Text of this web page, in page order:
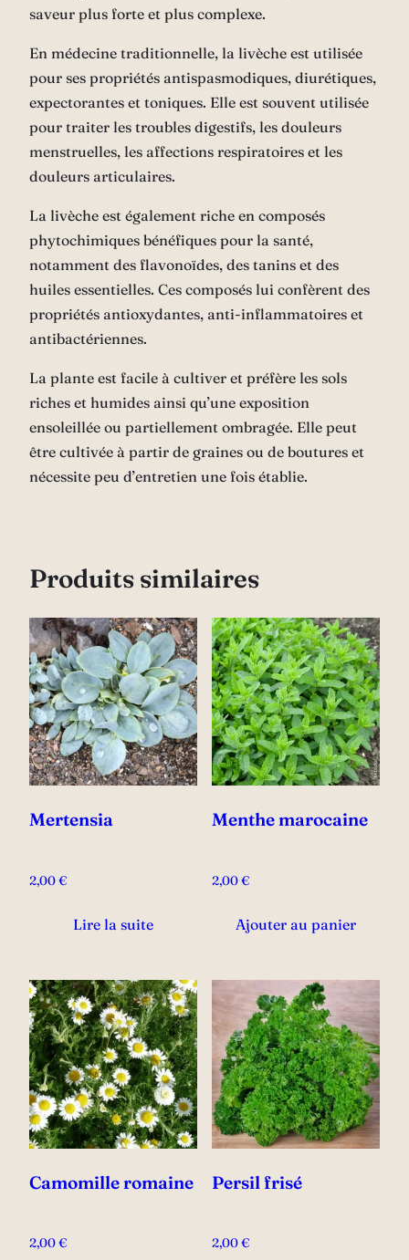
saveur plus forte et plus complexe.
En médecine traditionnelle, la livèche est utilisée
pour ses propriétés antispasmodiques, diurétiques,
expectorantes et toniques. Elle est souvent utilisée
pour traiter les troubles digestifs, les douleurs
menstruelles, les affections respiratoires et les
douleurs articulaires.
La livèche est également riche en composés
phytochimiques bénéfiques pour la santé,
notamment des flavonoïdes, des tanins et des
huiles essentielles. Ces composés lui confèrent des
propriétés antioxydantes, anti-inflammatoires et
antibactériennes.
La plante est facile à cultiver et préfère les sols
riches et humides ainsi qu’une exposition
ensoleillée ou partiellement ombragée. Elle peut
être cultivée à partir de graines ou de boutures et
nécessite peu d’entretien une fois établie.
Produits similaires
Mertensia
2,00€
Lire la suite
Menthe marocaine
2,00€
Ajouter au panier
Camomille romaine
2,00€
Persil frisé
2,00€